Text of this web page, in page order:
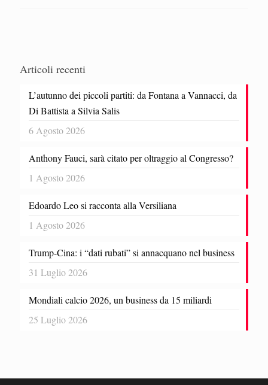
Articoli recenti
L’autunno dei piccoli partiti: da Fontana a Vannacci, da
Di Battista a Silvia Salis
6 Agosto 2026
Anthony Fauci, sarà citato per oltraggio al Congresso?
1 Agosto 2026
Edoardo Leo si racconta alla Versiliana
1 Agosto 2026
Trump-Cina: i “dati rubati” si annacquano nel business
31 Luglio 2026
Mondiali calcio 2026, un business da 15 miliardi
25 Luglio 2026